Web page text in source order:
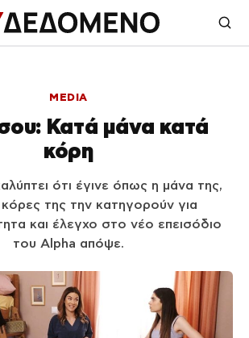
MEDIA
Κατά μάνα κατά
κόρη
ότι έγινε όπως η μάνα της,
της την κατηγορούν για
και έλεγχο στο νέο επεισόδιο
του Alpha απόψε.